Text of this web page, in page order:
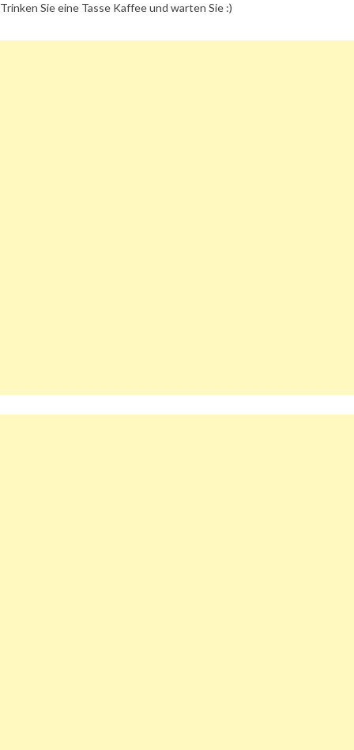
Trinken Sie eine Tasse Kaffee und warten Sie :)